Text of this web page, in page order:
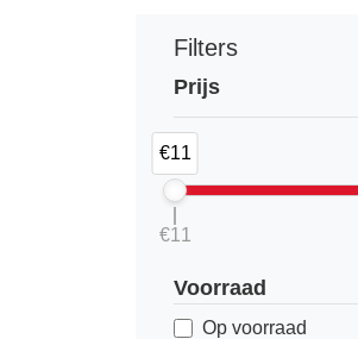
Filters
Prijs
€11
€11
Voorraad
Op voorraad